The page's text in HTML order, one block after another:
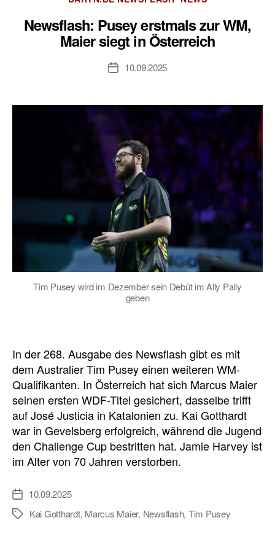
Newsflash: Pusey erstmals zur WM,
Maier siegt in Österreich
Veröffentlichungsdatum
10.09.2025
Tim Pusey wird im Dezember sein Debüt im Ally Pally
geben
In der 268. Ausgabe des Newsflash gibt es mit
dem Australier Tim Pusey einen weiteren WM-
Qualifikanten. In Österreich hat sich Marcus Maier
seinen ersten WDF-Titel gesichert, dasselbe trifft
auf José Justicia in Katalonien zu. Kai Gotthardt
war in Gevelsberg erfolgreich, während die Jugend
den Challenge Cup bestritten hat. Jamie Harvey ist
im Alter von 70 Jahren verstorben.
Veröffentlichungsdatum
10.09.2025
Schlagwörter
Kai Gotthardt, Marcus Maier, Newsflash, Tim Pusey